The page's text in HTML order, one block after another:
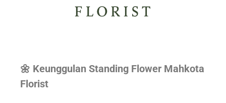
🌼 Keunggulan Standing Flower Mahkota
Florist